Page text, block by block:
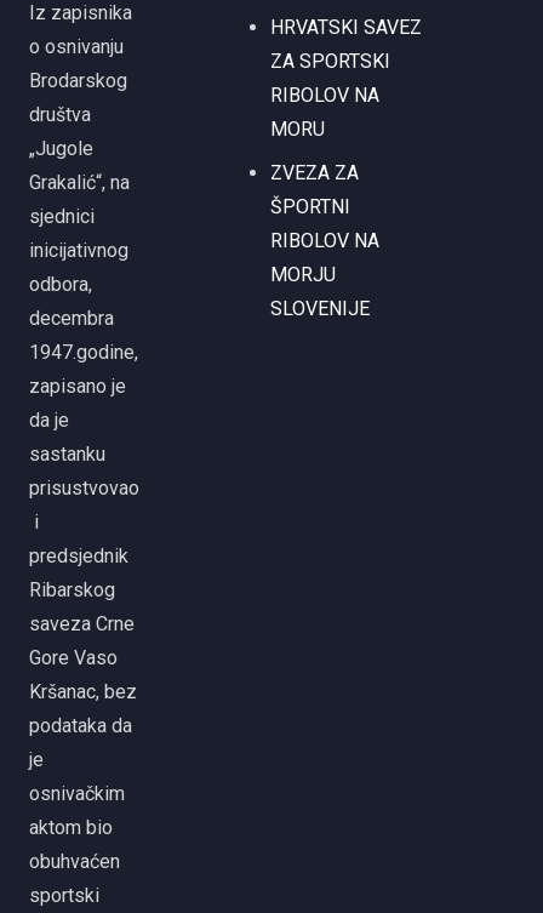
Iz zapisnika
o osnivanju
Brodarskog
društva
„Jugole
Grakalić“, na
sjednici
inicijativnog
odbora,
decembra
1947.godine,
zapisano je
da je
sastanku
prisustvovao
i
predsjednik
Ribarskog
saveza Crne
Gore Vaso
Kršanac, bez
podataka da
je
osnivačkim
aktom bio
obuhvaćen
sportski
HRVATSKI SAVEZ
ZA SPORTSKI
RIBOLOV NA
MORU
ZVEZA ZA
ŠPORTNI
RIBOLOV NA
MORJU
SLOVENIJE